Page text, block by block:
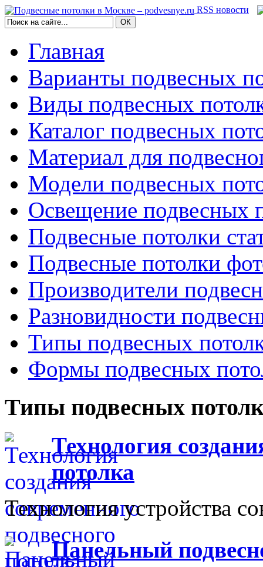
RSS новости
Главная
Варианты подвесных
Виды подвесных
Каталог подвесных
Материал для
Модели подвесных
Освещение подвесных
Подвесные потолки
Подвесные потолки
Производители
Разновидности
Типы подвесных
Формы подвесных
Типы подвесных
Технология
потолка
Технология устройства
Панельный